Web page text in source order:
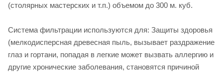
(столярных мастерских и т.п.) объемом до 300 м. куб.
Система фильтрации используются для: Защиты здоровья
(мелкодисперсная древесная пыль, вызывает раздражение
глаз и гортани, попадая в легкие может вызвать аллергию и
другие хронические заболевания, становятся причиной